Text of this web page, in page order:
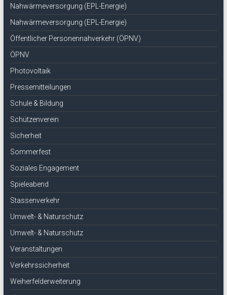
Nahwärmeversorgung (EPL-Energie)
Nahwärmeversorgung (EPL-Energie)
Öffentlicher Personennahverkehr (ÖPNV)
ÖPNV
Photovoltaik
Pressemitteilungen
Schule & Bildung
Schützenverein
Sicherheit
Sommerfest
Soziales Engagement
Spieleabend
Stassenverkehr
Umwelt- & Naturschutz
Umwelt- & Naturschutz
Veranstaltungen
Verkehrssicherheit
Weiherfelderweiterung